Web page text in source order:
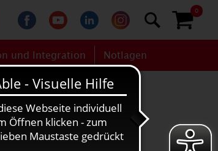
0
und Integration Notlagen
dem